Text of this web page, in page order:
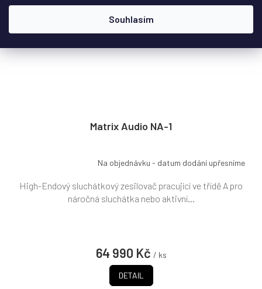
Souhlasím
Matrix Audio NA-1
Na objednávku - datum dodání upřesníme
64 990 Kč / ks
DETAIL
High-Endový sluchátkový zesilovač pracující ve třídě A pro
náročná sluchátka nebo aktivní...